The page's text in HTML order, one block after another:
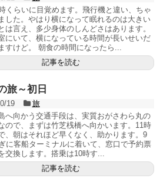
くらいに目覚めます。飛行機と違い、ちゃ
した。やはり横になって眠れるのは大きい
は言え、多少身体のしんどさはあります。
にいて、横になっている時間が長いせいだ
すけど。 朝食の時間になったら...
記事を読む
旅～初日
19
旅
へ向かう交通手段は、実質おがさわら丸の
ので、まずは竹芝桟橋へ向かいます。11時
、朝はそれほど早くなく、助かります。9
に客船ターミナルに着いて、窓口で予約票
交換します。搭乗は10時す...
記事を読む